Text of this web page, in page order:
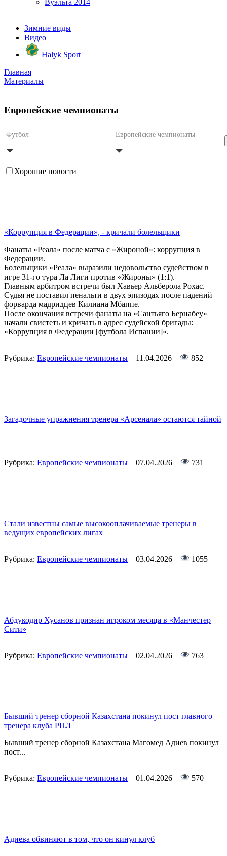
Вуэльта 2014
Зимние виды
Видео
Halyk Sport
Главная
Материалы
Европейские чемпионаты
Футбол Европейские чемпионаты
Хорошие новости
«Коррупция в Федерации», - кричали болельщики
Фанаты «Реала» после матча с «Жироной»: коррупция в
Федерации.
Болельщики «Реала» выразили недовольство судейством в
игре 31-го тура Ла Лиги против «Жироны» (1:1).
Главным арбитром встречи был Хавьер Альберола Рохас.
Судья не поставил пенальти в двух эпизодах после падений
форварда мадридцев Килиана Мбаппе.
После окончания встречи фанаты на «Сантьяго Бернабеу»
начали свистеть и кричать в адрес судейской бригады:
«Коррупция в Федерации [футбола Испании]».
Рубрика: Европейские чемпионаты 11.04.2026 852
Загадочные упражнения тренера «Арсенала» остаются тайной
Рубрика: Европейские чемпионаты 07.04.2026 731
Стали известны самые высокооплачиваемые тренеры в
ведущих европейских лигах
Рубрика: Европейские чемпионаты 03.04.2026 1055
Абдукодир Хусанов признан игроком месяца в «Манчестер
Сити»
Рубрика: Европейские чемпионаты 02.04.2026 763
Бывший тренер сборной Казахстана покинул пост главного
тренера клуба РПЛ
Бывший тренер сборной Казахстана Магомед Адиев покинул
пост...
Рубрика: Европейские чемпионаты 01.04.2026 570
Адиева обвиняют в том, что он кинул клуб